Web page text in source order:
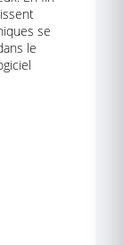
se
le